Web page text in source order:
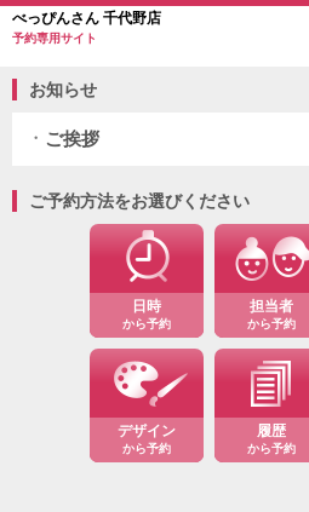
べっぴんさん 千代野店
予約専用サイト
お知らせ
ご挨拶
ご予約方法をお選びください
日時
から予約
担当者
から予約
デザイン
から予約
履歴
から予約